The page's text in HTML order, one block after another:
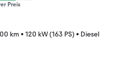
Preis
km • 120 kW (163 PS) • Diesel